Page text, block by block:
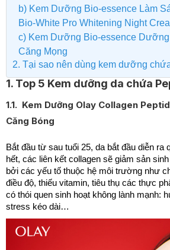
b) Kem Dưỡng Bio-essence Làm
Bio-White Pro Whitening Night
c) Kem Dưỡng Bio-essence
Căng Mọng
2. Tại sao nên dùng kem dưỡng
1. Top 5 Kem dưỡng da chứa
1.1. Kem Dưỡng Olay Collagen
Căng Bóng
Bắt đầu từ sau tuổi 25, da bắt đầu diễn ra
hết, các liên kết collagen sẽ giảm sản
bởi các yếu tố thuộc hệ môi trường như
điều độ, thiếu vitamin, tiêu thụ các thực
có thói quen sinh hoạt không lành mạnh:
stress kéo dài…